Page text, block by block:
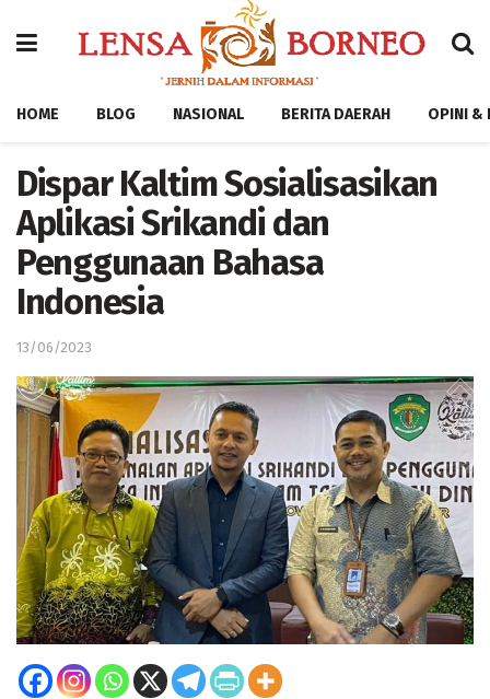
HOME BLOG NASIONAL BERITA DAERAH OPINI &
Dispar Kaltim Sosialisasikan
Aplikasi Srikandi dan
Penggunaan Bahasa
Indonesia
13/06/2023